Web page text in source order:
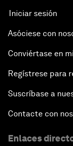
Iniciar sesión
Asóciese con
Conviértase en
Regístrese para
Suscríbase a
Contacte con
Enlaces